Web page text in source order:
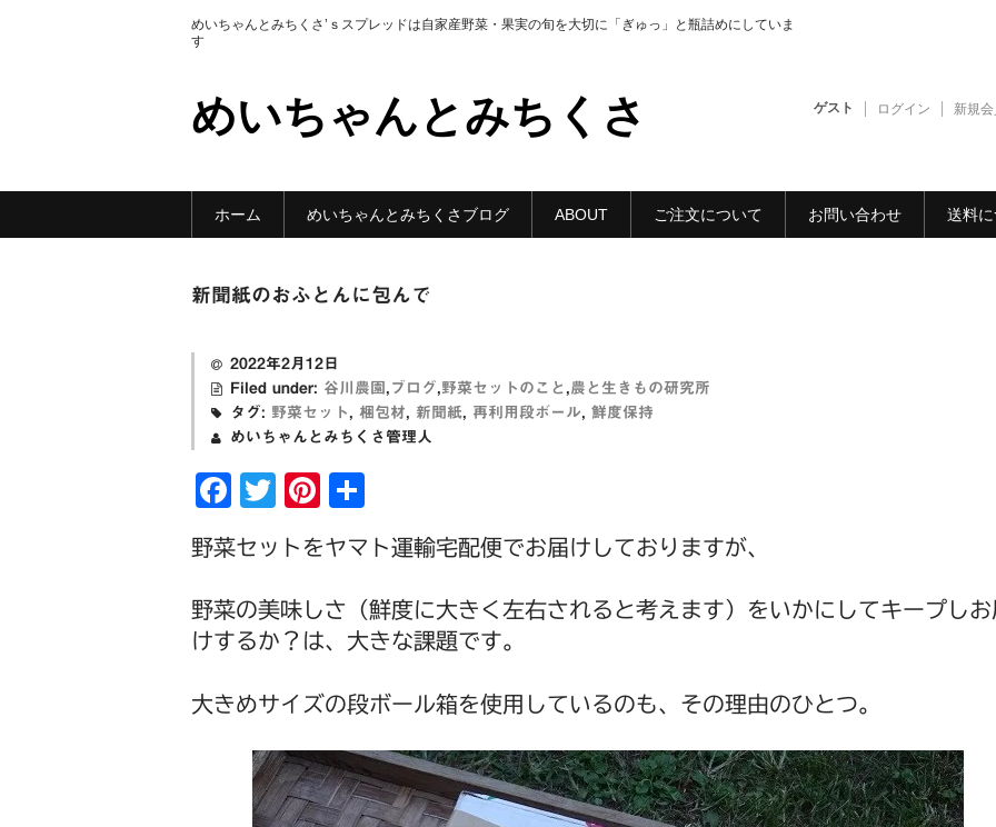
めいちゃんとみちくさ’ｓスプレッドは自家産野菜・果実の旬を大切に「ぎゅっ」と瓶詰めにしていま
す
めいちゃんとみちくさ ゲスト ログイン 新規
ホーム めいちゃんとみちくさブログ ABOUT ご注文について お問い合わせ 送料
新聞紙のおふとんに包んで
2022年2月12日
Filed under: 谷川農園 ブログ 野菜セットのこと 農と生きもの研究所
タグ: 野菜セット 梱包材 新聞紙 再利用段ボール
鮮度保持
めいちゃんとみちくさ管理人
F
c
e
b
o
T
tt
er
Pi
er
e
st
野菜セットをヤマト運輸宅配便でお届けしておりますが、
野菜の美味しさ（鮮度に大きく左右されると考えます）をいかにしてキープしお
けするか？は、大きな課題です。
大きめサイズの段ボール箱を使用しているのも、その理由のひとつ。